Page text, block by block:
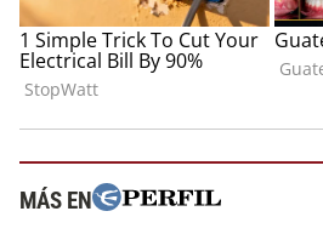
MÁS EN